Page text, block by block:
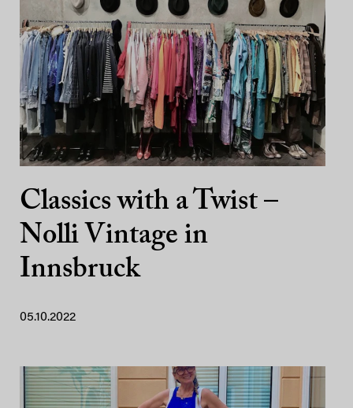
Classics with a Twist –
Nolli Vintage in
Innsbruck
05.10.2022